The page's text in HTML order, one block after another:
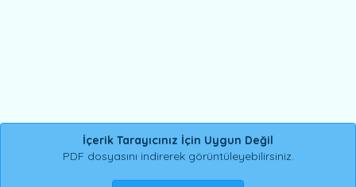
İçerik Tarayıcınız İçin Uygun Değil
PDF dosyasını indirerek görüntüleyebilirsiniz.